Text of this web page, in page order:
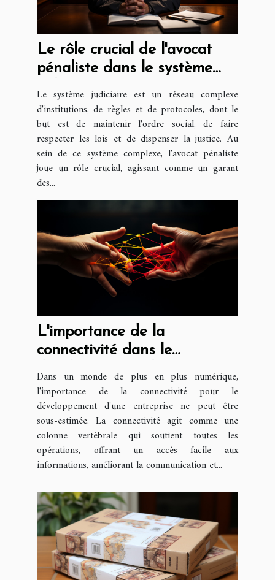
Le rôle crucial de l'avocat
pénaliste dans le système
judiciaire
Le système judiciaire est un réseau complexe
d'institutions, de règles et de protocoles, dont le
but est de maintenir l'ordre social, de faire
respecter les lois et de dispenser la justice. Au
sein de ce système complexe, l'avocat pénaliste
joue un rôle crucial, agissant comme un garant
des...
L'importance de la
connectivité dans le
développement d'une
entreprise
Dans un monde de plus en plus numérique,
l'importance de la connectivité pour le
développement d'une entreprise ne peut être
sous-estimée. La connectivité agit comme une
colonne vertébrale qui soutient toutes les
opérations, offrant un accès facile aux
informations, améliorant la communication et...